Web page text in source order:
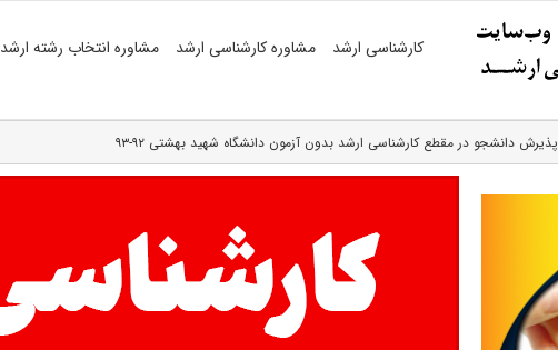
کارشناسی ارشد مشاوره کارشناسی ارشد مشاوره انتخاب رشته ارشد
پذیرش دانشجو در مقطع کارشناسی ارشد بدون آزمون دانشگاه شهید بهشتی ۹۲-۹۳